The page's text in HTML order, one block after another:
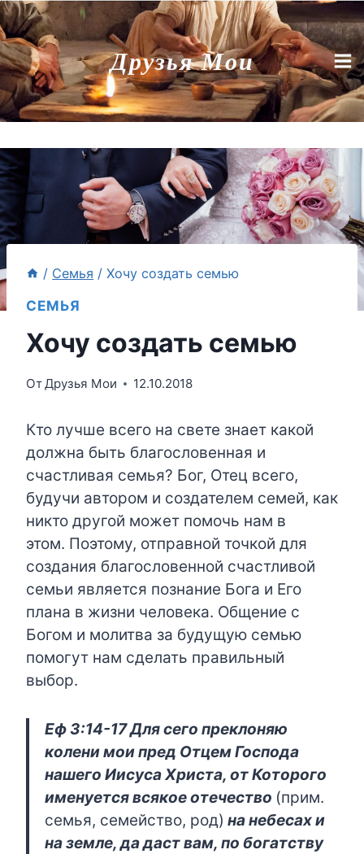
Перейти
к
содержимомуДрузья Мои
/ Семья / Хочу создать семью
СЕМЬЯ
Хочу создать семью
ОтДрузья Мои 12.10.2018
Кто лучше всего на свете знает какой
должна быть благословенная и
счастливая семья? Бог, Отец всего,
будучи автором и создателем семей, как
никто другой может помочь нам в
этом. Поэтому, отправной точкой для
создания благословенной счастливой
семьи является познание Бога и Его
плана в жизни человека. Общение с
Богом и молитва за будущую семью
помогут нам сделать правильный
выбор.
Еф 3:14-17 Для сего преклоняю
колени мои пред Отцем Господа
нашего Иисуса Христа, от Которого
именуется всякое отечество (прим.
семья, семейство, род) на небесах и
на земле, да даст вам, по богатству